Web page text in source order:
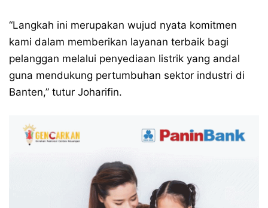
“Langkah ini merupakan wujud nyata komitmen
kami dalam memberikan layanan terbaik bagi
pelanggan melalui penyediaan listrik yang andal
guna mendukung pertumbuhan sektor industri di
Banten,” tutur Joharifin.